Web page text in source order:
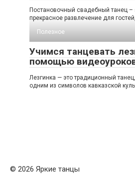
Постановочный свадебный танец –
прекрасное развлечение для
Полезное
Учимся танцевать
помощью
Лезгинка — это традиционный
одним из символов кавказской
© 2026 Яркие танцы